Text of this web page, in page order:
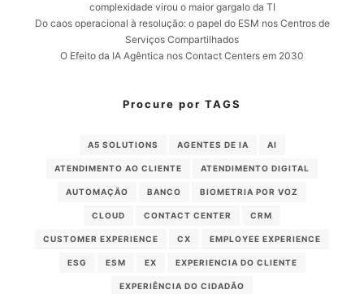
complexidade virou o maior gargalo da TI
Do caos operacional à resolução: o papel do ESM nos Centros de
Serviços Compartilhados
O Efeito da IA Agêntica nos Contact Centers em 2030
Procure por TAGS
A5 SOLUTIONS AGENTES DE IA AI
ATENDIMENTO AO CLIENTE ATENDIMENTO DIGITAL
AUTOMAÇÃO BANCO BIOMETRIA POR VOZ
CLOUD CONTACT CENTER CRM
CUSTOMER EXPERIENCE CX EMPLOYEE EXPERIENCE
ESG ESM EX EXPERIENCIA DO CLIENTE
EXPERIÊNCIA DO CIDADÃO